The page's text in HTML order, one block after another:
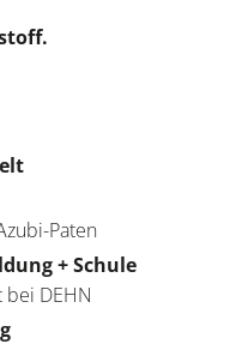
Paten
+ Schule
bei DEHN